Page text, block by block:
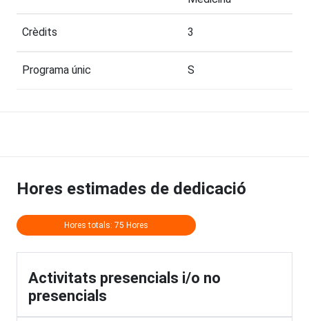
Crèdits 3
Programa únic S
Hores estimades de dedicació
Hores totals: 75 Hores
Activitats presencials i/o no
presencials